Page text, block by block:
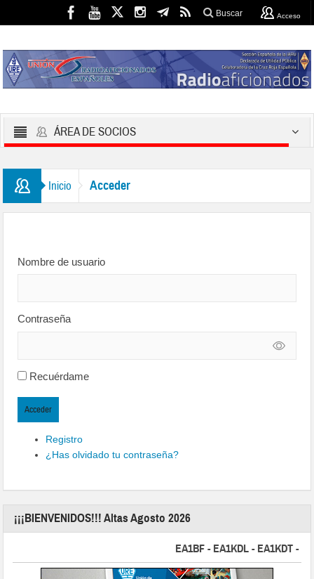
Buscar Acceso
ÁREA DE SOCIOS
Inicio Acceder
Nombre de usuario
Contraseña
Recuérdame
Acceder
Registro
¿Has olvidado tu contraseña?
¡¡¡BIENVENIDOS!!! Altas Agosto 2026
EA1BF - EA1KDL - EA1KDT -